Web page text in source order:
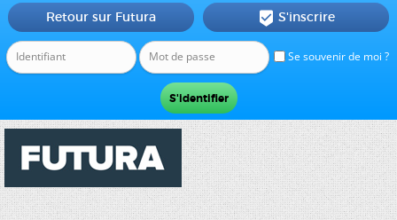
Se souvenir de moi ?
Retour sur Futura  S'inscrire